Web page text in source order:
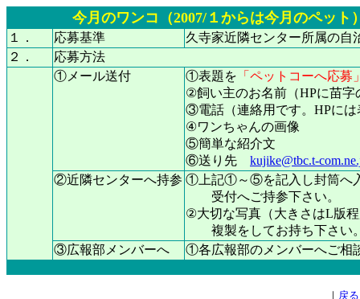
今月のワンコ（2007/１からは今月のペット
１． 応募基準
久寺家近隣センター所属の自
２．
応募方法
①メール送付
①表題を 「ペットコーへ応募
②飼い主のお名前（HPに苗字
③電話（連絡用です。HPには
④ワンちゃんの画像
⑤簡単な紹介文
⑥送り先 kujike@tbc.t-
②近隣センターへ持参 ①上記①～⑤を記入し封筒へ
受付へご持参下さい。
②大切な写真（大きさはL版
複製をしてお持ち下さい
③広報部メンバーへ
①各広報部のメンバーへご相
｜ 戻る